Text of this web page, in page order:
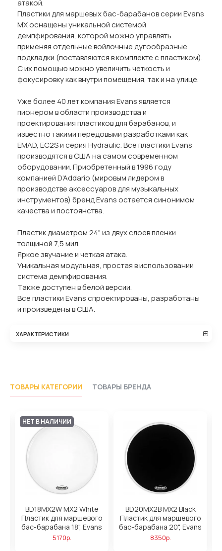
атакой.
Пластики для маршевых бас-барабанов серии Evans
MX оснащены уникальной системой
демпфирования, которой можно управлять
применяя отдельные войлочные дугообразные
подкладки (поставляются в комплекте с пластиком).
С их помощью можно увеличить четкость и
фокусировку как внутри помещения, так и на улице.
Уже более 40 лет компания Evans является
пионером в области производства и
проектирования пластиков для барабанов, и
известно такими передовыми разработками как
EMAD, EC2S и серия Hydraulic. Все пластики Evans
производятся в США на самом современном
оборудовании. Приобретенный в 1996 году
компанией D’Addario (мировым лидером в
производстве аксессуаров для музыкальных
инструментов) бренд Evans остается синонимом
качества и постоянства.
Пластик диаметром 24" из двух слоев пленки
толщиной 7,5 мил.
Яркое звучание и четкая атака.
Уникальная модульная, простая в использовании
система демпфирования.
Также доступен в белой версии.
Все пластики Evans спроектированы, разработаны
и произведены в США.
ХАРАКТЕРИСТИКИ
ТОВАРЫ КАТЕГОРИИ ТОВАРЫ БРЕНДА
НЕТ В НАЛИЧИИ
BD18MX2W MX2 White
Пластик для маршевого
бас-барабана 18", Evans
5170р.
BD20MX2B MX2 Black
Пластик для маршевого
бас-барабана 20", Evans
8350р.